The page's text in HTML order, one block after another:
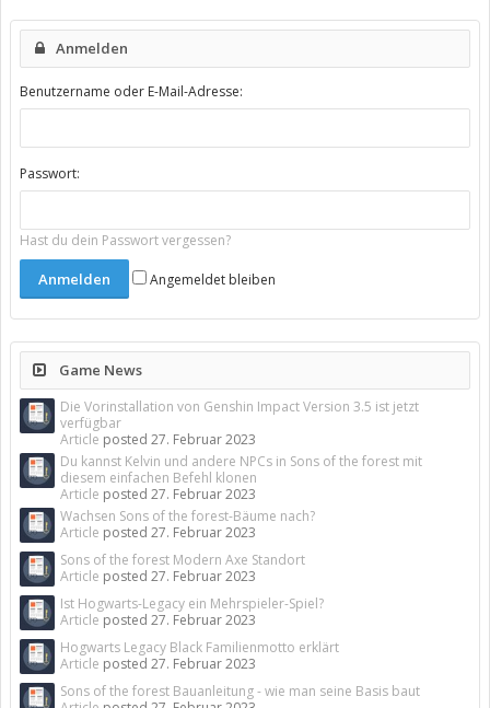
Anmelden
Benutzername oder E-Mail-Adresse:
Passwort:
Hast du dein Passwort vergessen?
Angemeldet bleiben
Game News
Die Vorinstallation von Genshin Impact Version 3.5 ist jetzt
verfügbar
Article posted 27. Februar 2023
Du kannst Kelvin und andere NPCs in Sons of the forest mit
diesem einfachen Befehl klonen
Article posted 27. Februar 2023
Wachsen Sons of the forest-Bäume nach?
Article posted 27. Februar 2023
Sons of the forest Modern Axe Standort
Article posted 27. Februar 2023
Ist Hogwarts-Legacy ein Mehrspieler-Spiel?
Article posted 27. Februar 2023
Hogwarts Legacy Black Familienmotto erklärt
Article posted 27. Februar 2023
Sons of the forest Bauanleitung - wie man seine Basis baut